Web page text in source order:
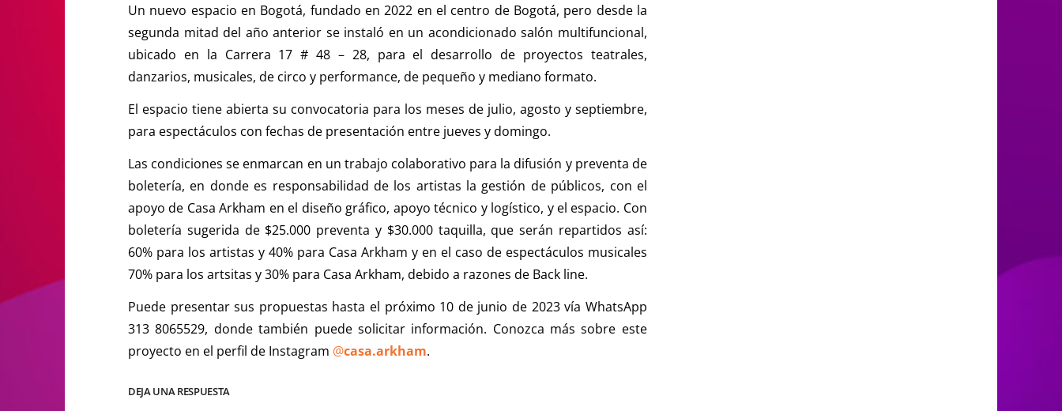
Un nuevo espacio en Bogotá, fundado en 2022 en el centro de Bogotá, pero desde la
segunda mitad del año anterior se instaló en un acondicionado salón multifuncional,
ubicado en la Carrera 17 # 48 – 28, para el desarrollo de proyectos teatrales,
danzarios, musicales, de circo y performance, de pequeño y mediano formato.
El espacio tiene abierta su convocatoria para los meses de julio, agosto y septiembre,
para espectáculos con fechas de presentación entre jueves y domingo.
Las condiciones se enmarcan en un trabajo colaborativo para la difusión y preventa de
boletería, en donde es responsabilidad de los artistas la gestión de públicos, con el
apoyo de Casa Arkham en el diseño gráfico, apoyo técnico y logístico, y el espacio. Con
boletería sugerida de $25.000 preventa y $30.000 taquilla, que serán repartidos así:
60% para los artistas y 40% para Casa Arkham y en el caso de espectáculos musicales
70% para los artsitas y 30% para Casa Arkham, debido a razones de Back line.
Puede presentar sus propuestas hasta el próximo 10 de junio de 2023 vía WhatsApp
313 8065529, donde también puede solicitar información. Conozca más sobre este
proyecto en el perfil de Instagram @casa.arkham.
DEJA UNA RESPUESTA